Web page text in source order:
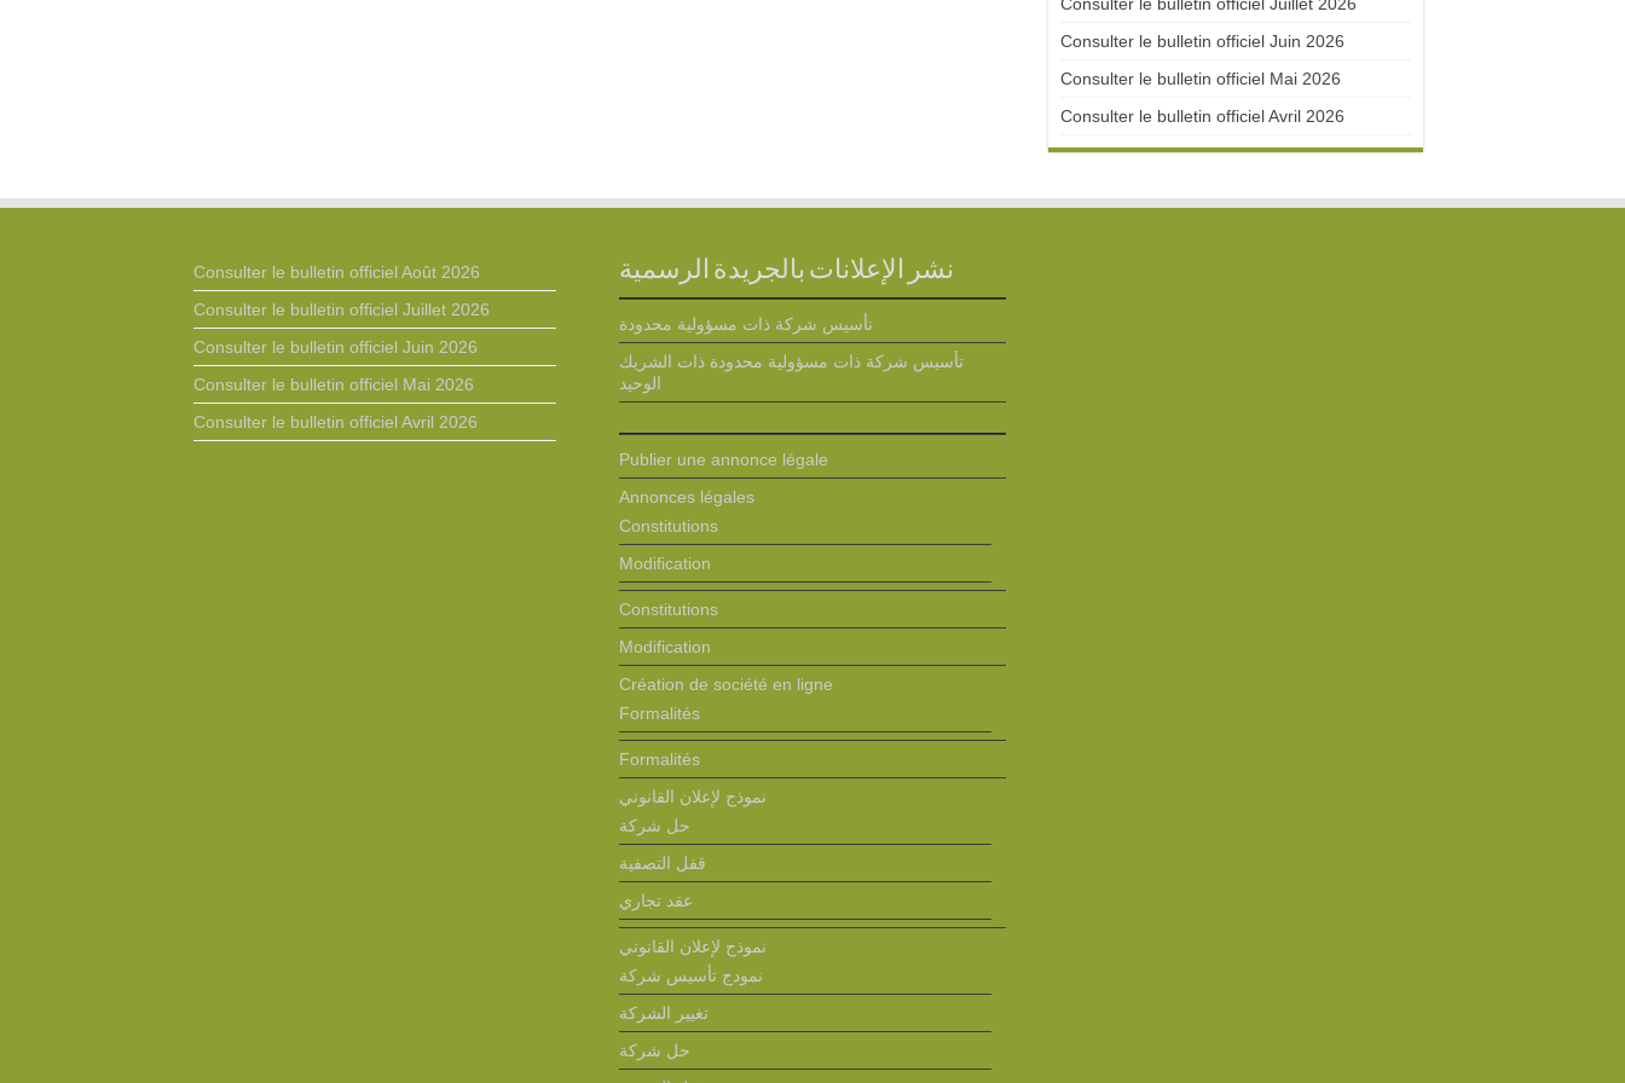
Consulter le bulletin officiel Juin 2026
Consulter le bulletin officiel Mai 2026
Consulter le bulletin officiel Avril 2026
Consulter le bulletin officiel Août 2026
Consulter le bulletin officiel Juillet 2026
Consulter le bulletin officiel Juin 2026
Consulter le bulletin officiel Mai 2026
Consulter le bulletin officiel Avril 2026
نشر الإعلانات بالجريدة الرسمية
تأسيس شركة ذات مسؤولية محدودة
تأسيس شركة ذات مسؤولية محدودة ذات الشريك
الوحيد
Publier une annonce légale
Annonces légales
Constitutions
Modification
Constitutions
Modification
Création de société en ligne
Formalités
Formalités
نموذج لإعلان القانوني
حل شركة
قفل التصفية
عقد تجاري
نموذج لإعلان القانوني
نمودج تأسيس شركة
تغيير الشركة
حل شركة